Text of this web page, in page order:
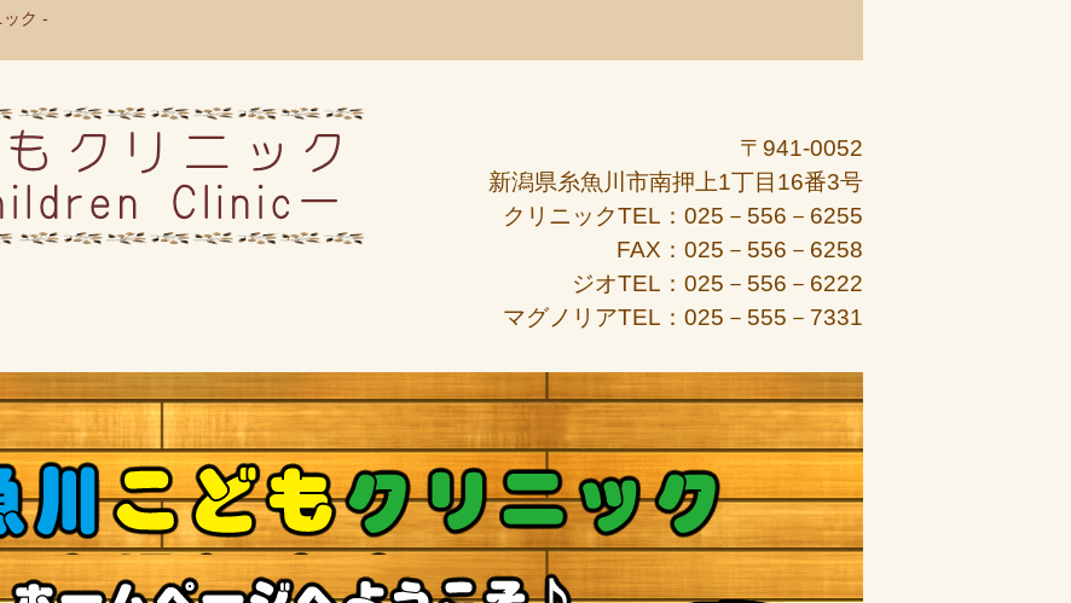
ク -
〒941-0052
新潟県糸魚川市南押上1丁目16番3号
クリニックTEL：025－556－6255
FAX：025－556－6258
ジオTEL：025－556－6222
マグノリアTEL：025－555－7331